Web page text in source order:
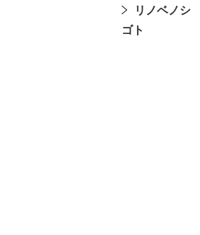
リノベノシ
ゴト